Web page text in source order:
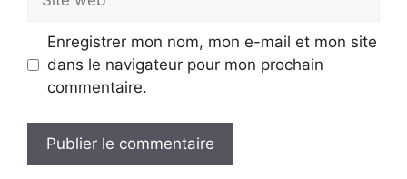
web
Enregistrer mon nom, mon e-mail et mon site
dans le navigateur pour mon prochain
commentaire.